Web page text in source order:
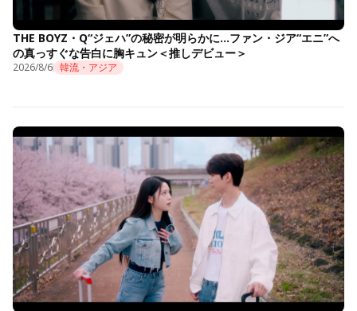
THE BOYZ・Q“ジェハ”の秘密が明らかに…ファン・ジア“エニ”へ
の真っすぐな告白に胸キュン＜推しデビュー＞
2026/8/6 韓流・アジア